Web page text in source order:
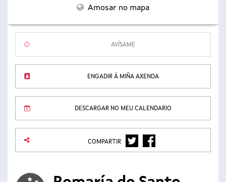
Amosar no mapa
AVÍSAME
ENGADIR Á MIÑA AXENDA
DESCARGAR NO MEU CALENDARIO
COMPARTIR TWITTERFACEBOOK